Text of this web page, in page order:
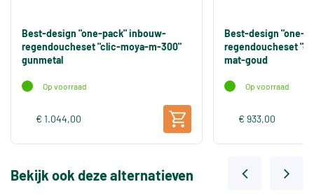
Best-design "one-pack" inbouw-
regendoucheset "clic-moya-m-300"
gunmetal
Op voorraad
€ 1.044,00
Best-design "one-
regendoucheset
mat-goud
Op voorraad
€ 933,00
Bekijk ook deze alternatieven